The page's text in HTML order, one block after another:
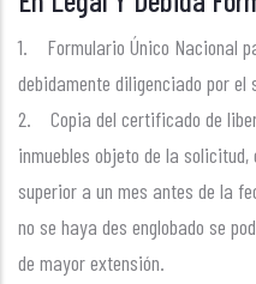
1. Formulario Único Nacional
debidamente diligenciado por el
2. Copia del certificado de
inmuebles objeto de la
superior a un mes antes de la
no se haya des englobado se
de mayor extensión.